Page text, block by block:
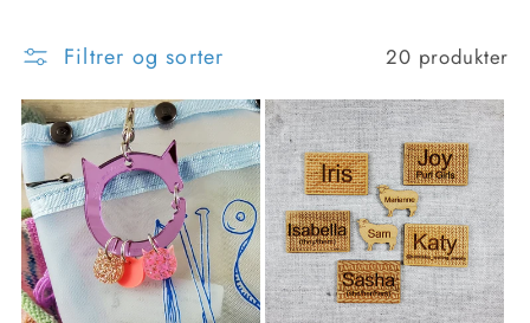
m
l
i
n
g
:
Filtrer og sorter 20 produkter